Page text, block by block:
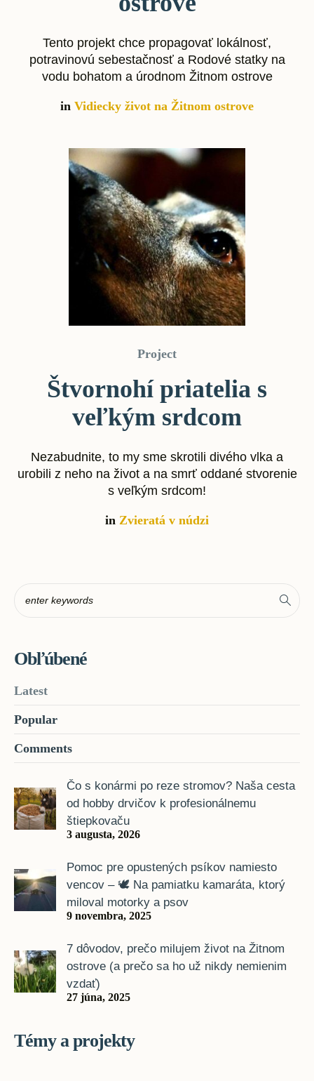
Tento projekt chce propagovať lokálnosť,
potravinovú sebestačnosť a Rodové statky na
vodu bohatom a úrodnom Žitnom ostrove
in Vidiecky život na Žitnom ostrove
Project
Štvornohí priatelia s
veľkým srdcom
Nezabudnite, to my sme skrotili divého vlka a
urobili z neho na život a na smrť oddané stvorenie
s veľkým srdcom!
in Zvieratá v núdzi
Obľúbené
Latest
Popular
Comments
Čo s konármi po reze stromov? Naša cesta
od hobby drvičov k profesionálnemu
štiepkovaču
3 augusta, 2026
Pomoc pre opustených psíkov namiesto
vencov – 🕊️ Na pamiatku kamaráta, ktorý
miloval motorky a psov
9 novembra, 2025
7 dôvodov, prečo milujem život na Žitnom
ostrove (a prečo sa ho už nikdy nemienim
vzdať)
27 júna, 2025
Témy a projekty